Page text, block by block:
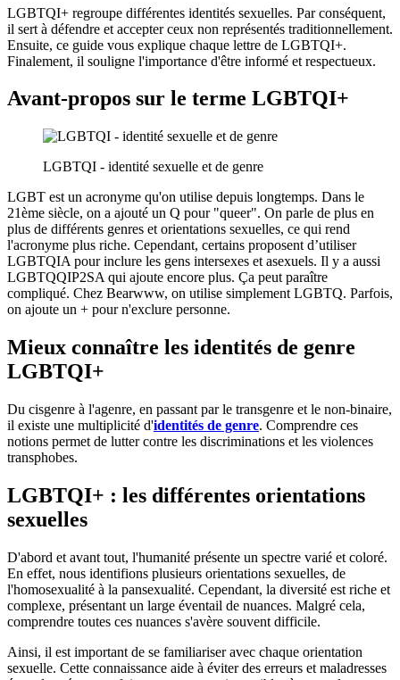
LGBTQI+ regroupe différentes identités sexuelles. Par conséquent,
il sert à défendre et accepter ceux non représentés traditionnellement.
Ensuite, ce guide vous explique chaque lettre de LGBTQI+.
Finalement, il souligne l'importance d'être informé et respectueux.
Avant-propos sur le terme LGBTQI+
LGBTQI - identité sexuelle et de genre
LGBT est un acronyme qu'on utilise depuis longtemps. Dans le
21ème siècle, on a ajouté un Q pour "queer". On parle de plus en
plus de différents genres et orientations sexuelles, ce qui rend
l'acronyme plus riche. Cependant, certains proposent d’utiliser
LGBTQIA pour inclure les gens intersexes et asexuels. Il y a aussi
LGBTQQIP2SA qui ajoute encore plus. Ça peut paraître
compliqué. Chez Bearwww, on utilise simplement LGBTQ. Parfois,
on ajoute un + pour n'exclure personne.
Mieux connaître les identités de genre
LGBTQI+
Du cisgenre à l'agenre, en passant par le transgenre et le non-binaire,
il existe une multiplicité d'identités de genre. Comprendre ces
notions permet de lutter contre les discriminations et les violences
transphobes.
LGBTQI+ : les différentes orientations
sexuelles
D'abord et avant tout, l'humanité présente un spectre varié et coloré.
En effet, nous identifions plusieurs orientations sexuelles, de
l'homosexualité à la pansexualité. Cependant, la diversité est riche et
complexe, présentant un large éventail de nuances. Malgré cela,
comprendre toutes ces nuances s'avère souvent difficile.
Ainsi, il est important de se familiariser avec chaque orientation
sexuelle. Cette connaissance aide à éviter des erreurs et maladresses